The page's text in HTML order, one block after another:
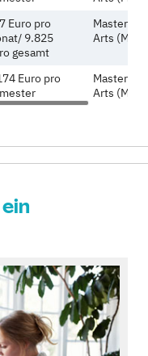
Euro pro
9.825
gesamt
Master of
Arts (M.A.)
Euro pro
Master of
Arts (M.A.)